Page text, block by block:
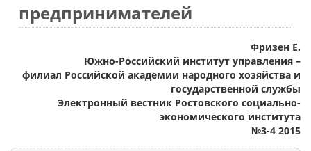
предпринимателей
Фризен Е.
Южно-Российский институт управления –
филиал Российской академии народного хозяйства и
государственной службы
Электронный вестник Ростовского социально-
экономического института
№3-4 2015